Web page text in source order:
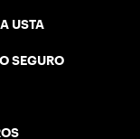
USTA
SEGURO